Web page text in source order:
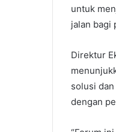
untuk
jalan bagi
Direktur
solusi
dengan